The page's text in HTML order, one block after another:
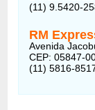
(11) 9.5420-
RM
Avenida
CEP: 05847-
(11) 5816-